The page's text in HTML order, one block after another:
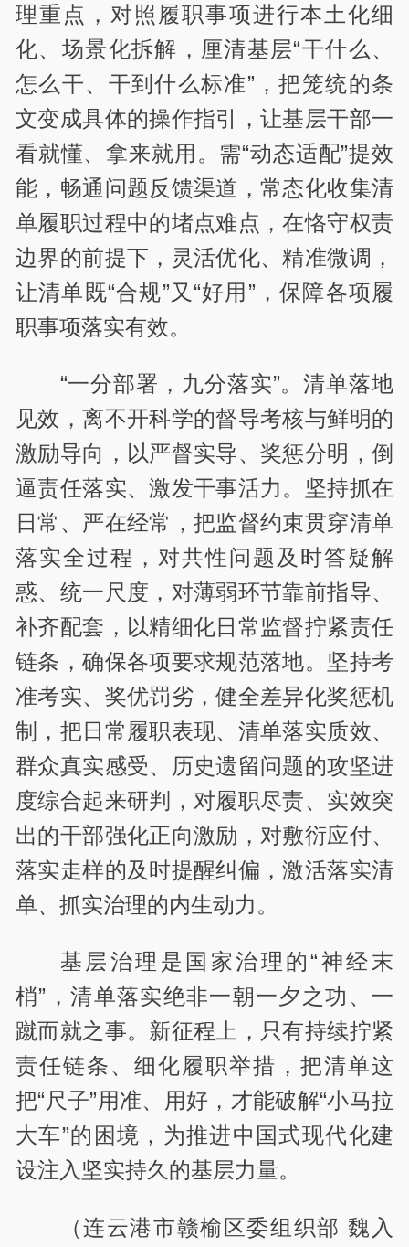
理重点，对照履职事项进行本土化细
化、场景化拆解，厘清基层“干什么、
怎么干、干到什么标准”，把笼统的条
文变成具体的操作指引，让基层干部一
看就懂、拿来就用。需“动态适配”提效
能，畅通问题反馈渠道，常态化收集清
单履职过程中的堵点难点，在恪守权责
边界的前提下，灵活优化、精准微调，
让清单既“合规”又“好用”，保障各项履
职事项落实有效。
“一分部署，九分落实”。清单落地
见效，离不开科学的督导考核与鲜明的
激励导向，以严督实导、奖惩分明，倒
逼责任落实、激发干事活力。坚持抓在
日常、严在经常，把监督约束贯穿清单
落实全过程，对共性问题及时答疑解
惑、统一尺度，对薄弱环节靠前指导、
补齐配套，以精细化日常监督拧紧责任
链条，确保各项要求规范落地。坚持考
准考实、奖优罚劣，健全差异化奖惩机
制，把日常履职表现、清单落实质效、
群众真实感受、历史遗留问题的攻坚进
度综合起来研判，对履职尽责、实效突
出的干部强化正向激励，对敷衍应付、
落实走样的及时提醒纠偏，激活落实清
单、抓实治理的内生动力。
基层治理是国家治理的“神经末
梢”，清单落实绝非一朝一夕之功、一
蹴而就之事。新征程上，只有持续拧紧
责任链条、细化履职举措，把清单这
把“尺子”用准、用好，才能破解“小马拉
大车”的困境，为推进中国式现代化建
设注入坚实持久的基层力量。
（连云港市赣榆区委组织部 魏入